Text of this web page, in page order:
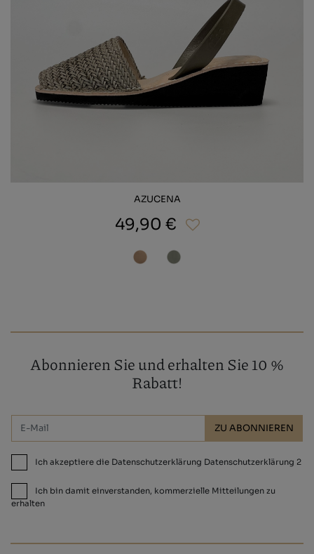
AZUCENA
49,90 €
Abonnieren Sie und erhalten Sie 10 %
Rabatt!
ZU ABONNIEREN
Ich akzeptiere die Datenschutzerklärung Datenschutzerklärung 2
Ich bin damit einverstanden, kommerzielle Mitteilungen zu
erhalten